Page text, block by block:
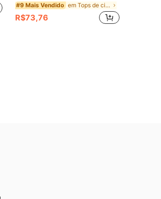
#9 Mais Vendido em Tops de ciclismo masculinos
R$73,76